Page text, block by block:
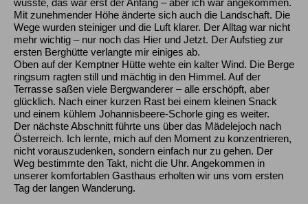
Mit zunehmender Höhe änderte sich auch die Landschaft. Die
Wege wurden steiniger und die Luft klarer. Der Alltag war nicht
mehr wichtig – nur noch das Hier und Jetzt. Der Aufstieg zur
ersten Berghütte verlangte mir einiges ab.
Oben auf der Kemptner Hütte wehte ein kalter Wind. Die Berge
ringsum ragten still und mächtig in den Himmel. Auf der
Terrasse saßen viele Bergwanderer – alle erschöpft, aber
glücklich. Nach einer kurzen Rast bei einem kleinen Snack
und einem kühlem Johannisbeere-Schorle ging es weiter.
Der nächste Abschnitt führte uns über das Mädelejoch nach
Österreich. Ich lernte, mich auf den Moment zu konzentrieren,
nicht vorauszudenken, sondern einfach nur zu gehen. Der
Weg bestimmte den Takt, nicht die Uhr. Angekommen in
unserer komfortablen Gasthaus erholten wir uns vom ersten
Tag der langen Wanderung.